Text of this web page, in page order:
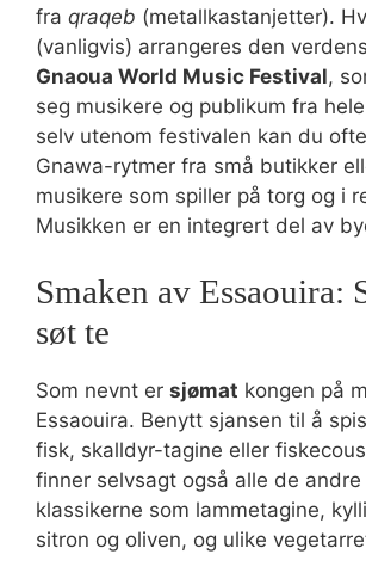
fra qraqeb (metallkastanjetter).
(vanligvis) arrangeres den
Gnaoua World Music Festival,
seg musikere og publikum fra
selv utenom festivalen kan du
Gnawa-rytmer fra små butikker
musikere som spiller på torg og i
Musikken er en integrert del av
Smaken av Essaouira:
søt te
Som nevnt er sjømat kongen på
Essaouira. Benytt sjansen til å
fisk, skalldyr-tagine eller
finner selvsagt også alle de andre
klassikerne som lammetagine,
sitron og oliven, og ulike